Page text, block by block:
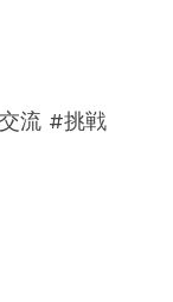
流 #挑戦